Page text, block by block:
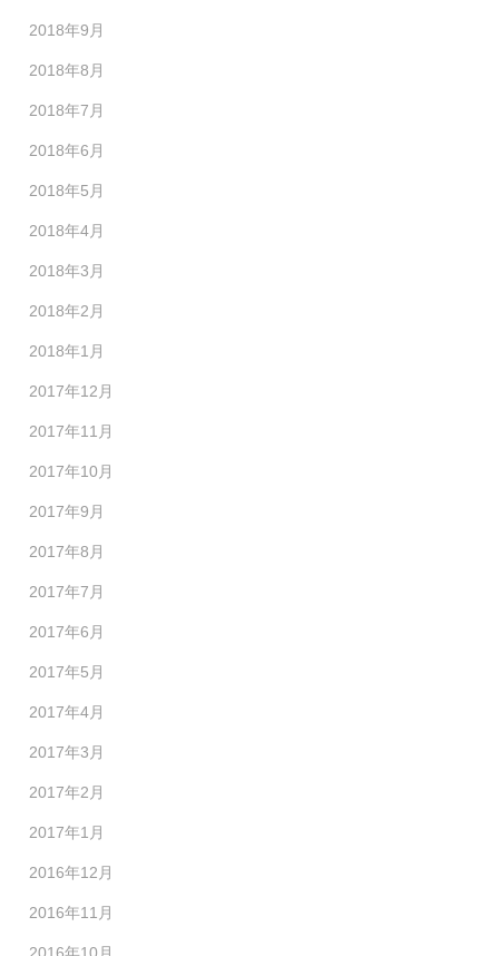
2018年9月
2018年8月
2018年7月
2018年6月
2018年5月
2018年4月
2018年3月
2018年2月
2018年1月
2017年12月
2017年11月
2017年10月
2017年9月
2017年8月
2017年7月
2017年6月
2017年5月
2017年4月
2017年3月
2017年2月
2017年1月
2016年12月
2016年11月